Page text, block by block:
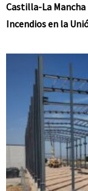
Castilla-La
Incendios en la